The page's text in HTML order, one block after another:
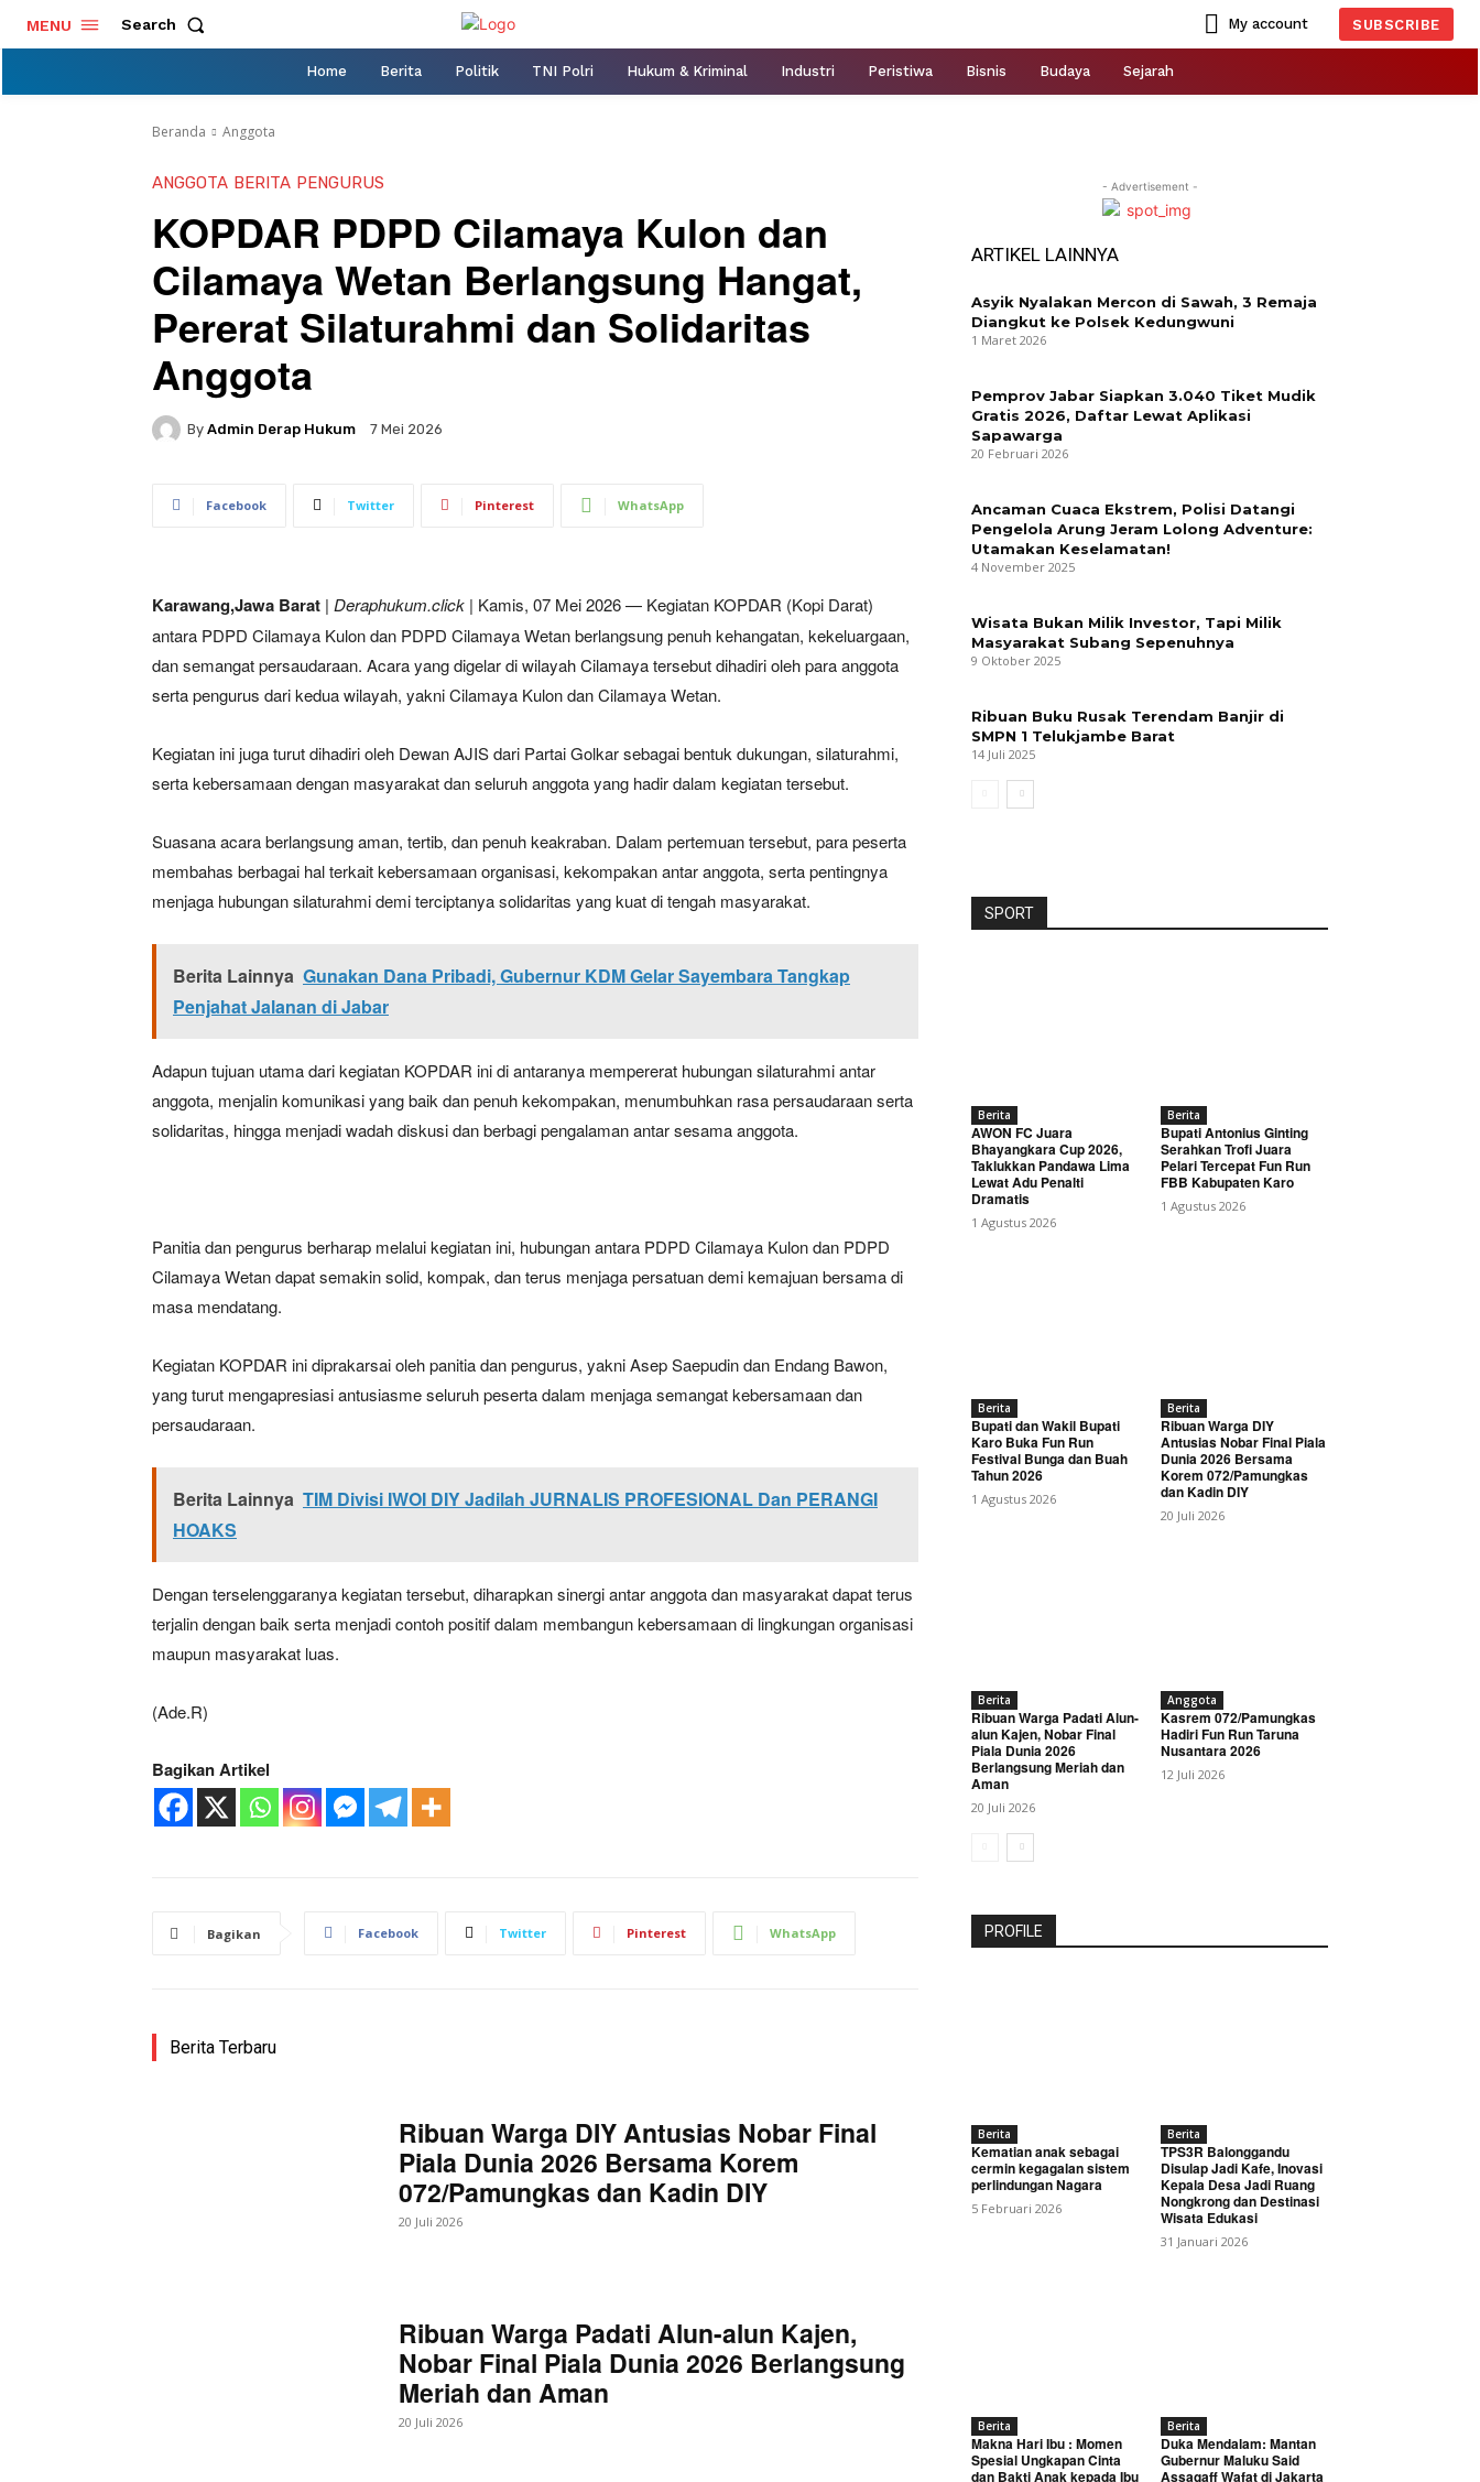
MENU Search My account SUBSCRIBE
Home Berita Politik TNI Polri Hukum & Kriminal Industri Peristiwa Bisnis Budaya Sejarah
Beranda Anggota
ANGGOTA BERITA PENGURUS
KOPDAR PDPD Cilamaya Kulon dan
Cilamaya Wetan Berlangsung Hangat,
Pererat Silaturahmi dan Solidaritas
Anggota
By Admin Derap Hukum 7 Mei 2026
Facebook Twitter Pinterest WhatsApp
Karawang,Jawa Barat | Deraphukum.click | Kamis, 07 Mei 2026 — Kegiatan KOPDAR (Kopi Darat)
antara PDPD Cilamaya Kulon dan PDPD Cilamaya Wetan berlangsung penuh kehangatan, kekeluargaan,
dan semangat persaudaraan. Acara yang digelar di wilayah Cilamaya tersebut dihadiri oleh para anggota
serta pengurus dari kedua wilayah, yakni Cilamaya Kulon dan Cilamaya Wetan.
Kegiatan ini juga turut dihadiri oleh Dewan AJIS dari Partai Golkar sebagai bentuk dukungan, silaturahmi,
serta kebersamaan dengan masyarakat dan seluruh anggota yang hadir dalam kegiatan tersebut.
Suasana acara berlangsung aman, tertib, dan penuh keakraban. Dalam pertemuan tersebut, para peserta
membahas berbagai hal terkait kebersamaan organisasi, kekompakan antar anggota, serta pentingnya
menjaga hubungan silaturahmi demi terciptanya solidaritas yang kuat di tengah masyarakat.
Berita Lainnya Gunakan Dana Pribadi, Gubernur KDM Gelar Sayembara Tangkap
Penjahat Jalanan di Jabar
Adapun tujuan utama dari kegiatan KOPDAR ini di antaranya mempererat hubungan silaturahmi antar
anggota, menjalin komunikasi yang baik dan penuh kekompakan, menumbuhkan rasa persaudaraan serta
solidaritas, hingga menjadi wadah diskusi dan berbagi pengalaman antar sesama anggota.
Panitia dan pengurus berharap melalui kegiatan ini, hubungan antara PDPD Cilamaya Kulon dan PDPD
Cilamaya Wetan dapat semakin solid, kompak, dan terus menjaga persatuan demi kemajuan bersama di
masa mendatang.
Kegiatan KOPDAR ini diprakarsai oleh panitia dan pengurus, yakni Asep Saepudin dan Endang Bawon,
yang turut mengapresiasi antusiasme seluruh peserta dalam menjaga semangat kebersamaan dan
persaudaraan.
Berita Lainnya TIM Divisi IWOI DIY Jadilah JURNALIS PROFESIONAL Dan PERANGI
HOAKS
Dengan terselenggaranya kegiatan tersebut, diharapkan sinergi antar anggota dan masyarakat dapat terus
terjalin dengan baik serta menjadi contoh positif dalam membangun kebersamaan di lingkungan organisasi
maupun masyarakat luas.
(Ade.R)
Bagikan Artikel
Bagikan Facebook Twitter Pinterest WhatsApp
Berita Terbaru
Ribuan Warga DIY Antusias Nobar Final
Piala Dunia 2026 Bersama Korem
072/Pamungkas dan Kadin DIY
20 Juli 2026
Ribuan Warga Padati Alun-alun Kajen,
Nobar Final Piala Dunia 2026 Berlangsung
Meriah dan Aman
20 Juli 2026
- Advertisement -
ARTIKEL LAINNYA
Asyik Nyalakan Mercon di Sawah, 3 Remaja
Diangkut ke Polsek Kedungwuni
1 Maret 2026
Pemprov Jabar Siapkan 3.040 Tiket Mudik
Gratis 2026, Daftar Lewat Aplikasi
Sapawarga
20 Februari 2026
Ancaman Cuaca Ekstrem, Polisi Datangi
Pengelola Arung Jeram Lolong Adventure:
Utamakan Keselamatan!
4 November 2025
Wisata Bukan Milik Investor, Tapi Milik
Masyarakat Subang Sepenuhnya
9 Oktober 2025
Ribuan Buku Rusak Terendam Banjir di
SMPN 1 Telukjambe Barat
14 Juli 2025
SPORT
Berita
AWON FC Juara
Bhayangkara Cup 2026,
Taklukkan Pandawa Lima
Lewat Adu Penalti
Dramatis
1 Agustus 2026
Berita
Bupati Antonius Ginting
Serahkan Trofi Juara
Pelari Tercepat Fun Run
FBB Kabupaten Karo
1 Agustus 2026
Berita
Bupati dan Wakil Bupati
Karo Buka Fun Run
Festival Bunga dan Buah
Tahun 2026
1 Agustus 2026
Berita
Ribuan Warga DIY
Antusias Nobar Final Piala
Dunia 2026 Bersama
Korem 072/Pamungkas
dan Kadin DIY
20 Juli 2026
Berita
Ribuan Warga Padati Alun-
alun Kajen, Nobar Final
Piala Dunia 2026
Berlangsung Meriah dan
Aman
20 Juli 2026
Anggota
Kasrem 072/Pamungkas
Hadiri Fun Run Taruna
Nusantara 2026
12 Juli 2026
PROFILE
Berita
Kematian anak sebagai
cermin kegagalan sistem
perlindungan Nagara
5 Februari 2026
Berita
TPS3R Balonggandu
Disulap Jadi Kafe, Inovasi
Kepala Desa Jadi Ruang
Nongkrong dan Destinasi
Wisata Edukasi
31 Januari 2026
Berita
Makna Hari Ibu : Momen
Spesial Ungkapan Cinta
dan Bakti Anak kepada Ibu
Berita
Duka Mendalam: Mantan
Gubernur Maluku Said
Assagaff Wafat di Jakarta